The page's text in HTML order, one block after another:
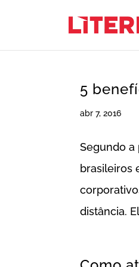
5
abr 7, 2016
Segundo a
brasileiros
distância.